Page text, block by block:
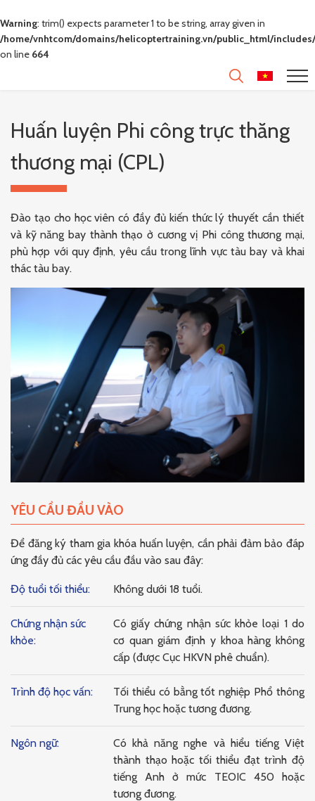
Warning: trim() expects parameter 1 to be string, array given in
/home/vnhtcom/domains/helicoptertraining.vn/public_html/
on line 664
Huấn luyện Phi công trực thăng
thương mại (CPL)
Đào tạo cho học viên có đầy đủ kiến thức lý thuyết cần thiết
và kỹ năng bay thành thạo ở cương vị Phi công thương mại,
phù hợp với quy định, yêu cầu trong lĩnh vực tàu bay và khai
thác tàu bay.
YÊU CẦU ĐẦU VÀO
Để đăng ký tham gia khóa huấn luyện, cần phải đảm bảo đáp
ứng đầy đủ các yêu cầu đầu vào sau đây:
Độ tuổi tối thiểu: Không dưới 18 tuổi.
Chứng nhận sức
khỏe:
Có giấy chứng nhận sức khỏe loại 1 do
cơ quan giám định y khoa hàng không
cấp (được Cục HKVN phê chuẩn).
Trình độ học vấn:
Tối thiểu có bằng tốt nghiệp Phổ thông
Trung học hoặc tương đương.
Ngôn ngữ:
Có khả năng nghe và hiểu tiếng Việt
thành thạo hoặc tối thiểu đạt trình độ
tiếng Anh ở mức TEOIC 450 hoặc
tương đương.